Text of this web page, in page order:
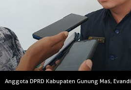
Anggota DPRD Kabupaten Gunung Mas, Evandi.